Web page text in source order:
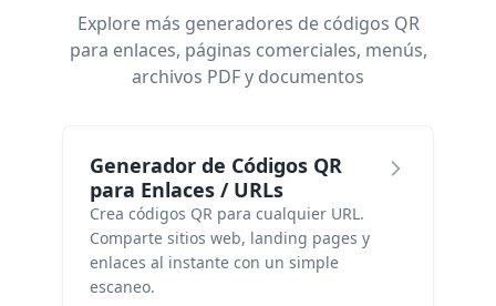
Explore más generadores de códigos QR
para enlaces, páginas comerciales, menús,
archivos PDF y documentos
Generador de Códigos QR
para Enlaces / URLs
Crea códigos QR para cualquier URL.
Comparte sitios web, landing pages y
enlaces al instante con un simple
escaneo.